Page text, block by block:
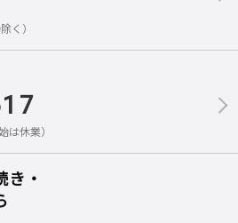
く）
は休業）
・